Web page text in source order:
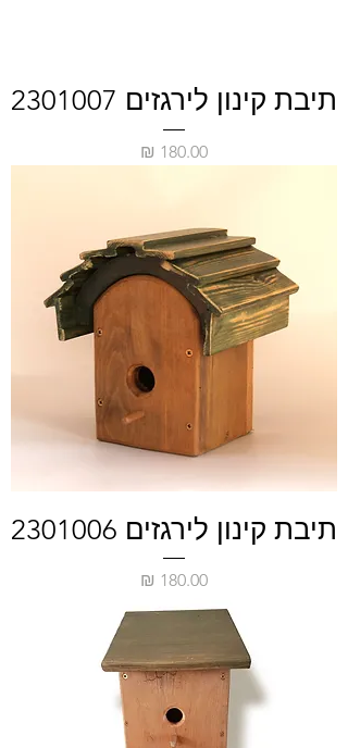
תיבת קינון לירגזים 2301007
מחיר
תיבת קינון לירגזים 2301006
מחיר